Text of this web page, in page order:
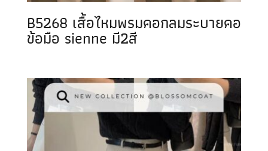
B5268 เสื้อไหมพรมคอกลมระบายคอ
ข้อมือ sienne มี2สี